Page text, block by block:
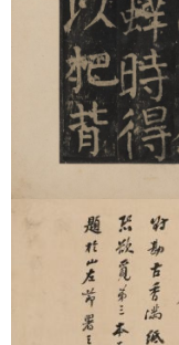
此碑记因原石早已不
得弥珍贵，今日有确
六本。文物馆所藏宋
残损最少者。与存世
晰。此本曾经何绍基
题跋，何氏誉其为 “